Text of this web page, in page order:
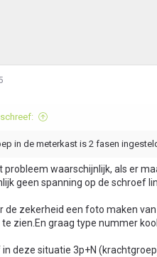
in de meterkast is 2 fasen
probleem waarschijnlijk, als er
geen spanning op de schroef
de zekerheid een foto maken
te zien.En graag type nummer
in deze situatie 3p+N